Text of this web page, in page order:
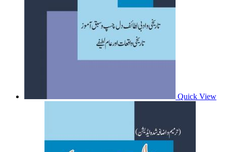
Quick View